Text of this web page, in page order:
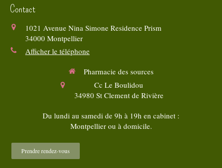
Contact
1021 Avenue Nina Simone Residence Prism
34000 Montpellier
Afficher le téléphone
Pharmacie des sources
Cc Le Boulidou
34980 St Clement de Rivière
Du lundi au samedi de 9h à 19h en cabinet :
Montpellier ou à domicile.
Prendre rendez-vous